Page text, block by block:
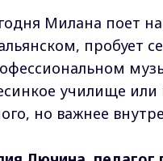
Милана поет
пробует
училище или
но важнее